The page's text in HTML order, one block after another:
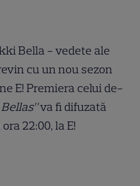
Bella - vedete ale
cu un nou sezon
E! Premiera celui de-
va fi difuzată
22:00, la E!